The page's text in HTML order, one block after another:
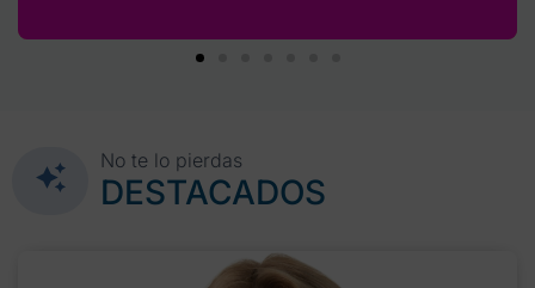
No te lo pierdas
DESTACADOS